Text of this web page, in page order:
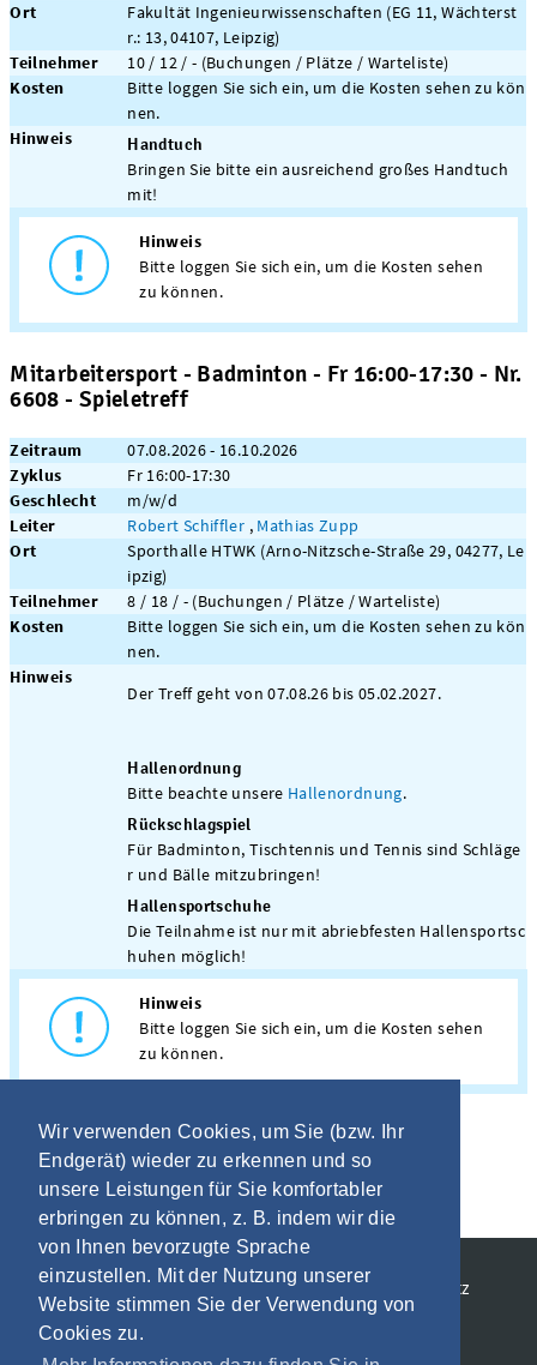
Wir verwenden Cookies, um Sie (bzw. Ihr
Endgerät) wieder zu erkennen und so
unsere Leistungen für Sie komfortabler
erbringen zu können, z. B. indem wir die
von Ihnen bevorzugte Sprache
einzustellen. Mit der Nutzung unserer
Website stimmen Sie der Verwendung von
Cookies zu.
Ort
Fakultät Ingenieurwissenschaften (EG 11, Wächterst
r.: 13, 04107, Leipzig)
Teilnehmer
10 / 12 / - (Buchungen / Plätze / Warteliste)
Kosten
Bitte loggen Sie sich ein, um die Kosten sehen zu kön
nen.
Hinweis
Handtuch
Bringen Sie bitte ein ausreichend großes Handtuch
mit!
Hinweis
Bitte loggen Sie sich ein, um die Kosten sehen
zu können.
Mitarbeitersport - Badminton - Fr 16:00-17:30 - Nr.
6608 - Spieletreff
Zeitraum
07.08.2026 - 16.10.2026
Zyklus
Fr 16:00-17:30
Geschlecht
m/w/d
Leiter
Robert Schiffler , Mathias Zupp
Ort
Sporthalle HTWK (Arno-Nitzsche-Straße 29, 04277, Le
ipzig)
Teilnehmer
8 / 18 / - (Buchungen / Plätze / Warteliste)
Kosten
Bitte loggen Sie sich ein, um die Kosten sehen zu kön
nen.
Hinweis
Der Treff geht von 07.08.26 bis 05.02.2027.
Hallenordnung
Bitte beachte unsere Hallenordnung.
Rückschlagspiel
Für Badminton, Tischtennis und Tennis sind Schläge
r und Bälle mitzubringen!
Hallensportschuhe
Die Teilnahme ist nur mit abriebfesten Hallensportsc
huhen möglich!
Hinweis
Bitte loggen Sie sich ein, um die Kosten sehen
zu können.
Allgemeine GeschäftsbedingungenDatenschutz
Impressum